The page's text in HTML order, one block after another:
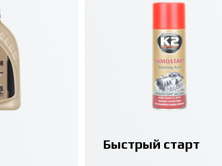
Быстрый старт